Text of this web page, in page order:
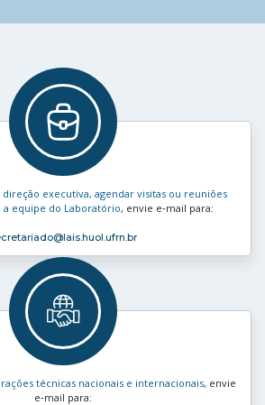
direção executiva, agendar visitas ou reuniões
equipe do Laboratório, envie e‑mail para:
@lais.huol.ufrn.br
técnicas nacionais e internacionais, envie
e‑mail para: